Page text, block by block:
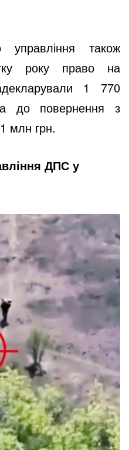
управління також
року право на
1 770
до повернення з
млн грн.
ДПС у